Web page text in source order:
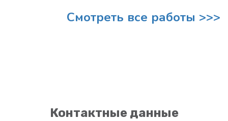
Смотреть все работы >>>
Контактные данные